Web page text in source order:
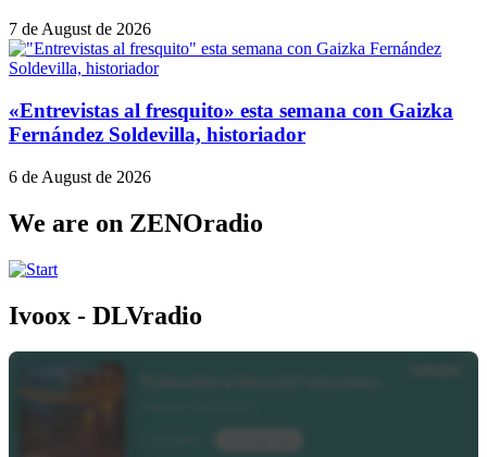
7 de August de 2026
«Entrevistas al fresquito» esta semana con Gaizka
Fernández Soldevilla, historiador
6 de August de 2026
We are on ZENOradio
Ivoox - DLVradio